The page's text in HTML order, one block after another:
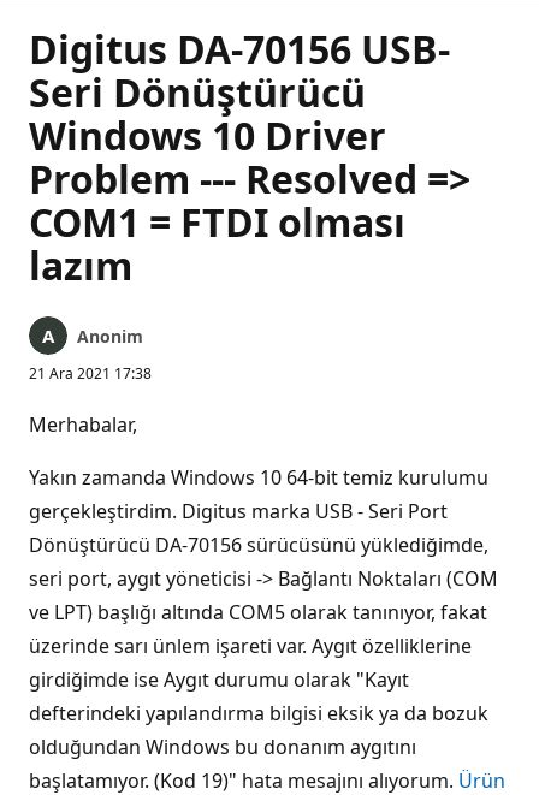
Digitus DA-70156 USB-
Seri Dönüştürücü
Windows 10 Driver
Problem --- Resolved =>
COM1 = FTDI olması
lazım
Anonim
21 Ara 2021 17:38
Merhabalar,
Yakın zamanda Windows 10 64-bit temiz kurulumu
gerçekleştirdim. Digitus marka USB - Seri Port
Dönüştürücü DA-70156 sürücüsünü yüklediğimde,
seri port, aygıt yöneticisi -> Bağlantı Noktaları (COM
ve LPT) başlığı altında COM5 olarak tanınıyor, fakat
üzerinde sarı ünlem işareti var. Aygıt özelliklerine
girdiğimde ise Aygıt durumu olarak "Kayıt
defterindeki yapılandırma bilgisi eksik ya da bozuk
olduğundan Windows bu donanım aygıtını
başlatamıyor. (Kod 19)" hata mesajını alıyorum. Ürün